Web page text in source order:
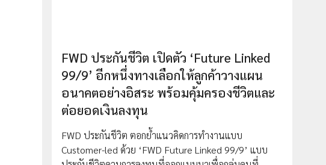
FWD ประกันชีวิต เปิดตัว ‘Future Linked
99/9’ อีกหนึ่งทางเลือกให้ลูกค้าวางแผน
อนาคตอย่างอิสระ พร้อมคุ้มครองชีวิตและ
ต่อยอดเงินลงทุน
FWD ประกันชีวิต ตอกย้ำแนวคิดการทำงานแบบ
Customer-led ด้วย ‘FWD Future Linked 99/9’ แบบ